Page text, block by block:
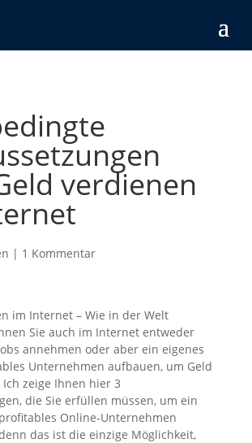
verdienen
| 1 Kommentar
im Internet – Wie in der Welt
Sie auch im Internet entweder
annehmen oder aber ein eigenes
Unternehmen aufbauen, um Geld
zeige Ihnen hier 3
die Sie erfüllen müssen, um ein
Online-Unternehmen
das ist die einzige Möglichkeit,